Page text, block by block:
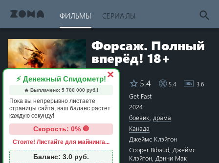
ФИЛЬМЫ СЕРИАЛЫ
10 stars
9 stars
8 stars
7 stars
6 stars
5 stars
4 stars
3 stars
2 stars
1 star
Форсаж. Полный
вперёд! 18+
Рейтинг 5.4 5.4 3.6
Get Fast
Год
2024
боевик драма
Канада
Режиссёр
Джеймс Клэйтон
Сценарий
Cooper Bibaud Джеймс
Клэйтон Дэнни Мак
×
⚡ Денежный Спидометр!
🔥 Выплачено: 5 700 000 руб.!
Пока вы непрерывно листаете
страницы сайта, ваш баланс растет
каждую секунду!
Скорость: 0% 🛑
Стоите! Листайте для майнинга...
Баланс: 3.0 руб.